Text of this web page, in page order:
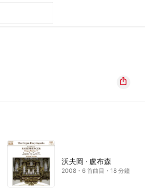
沃夫岡 · 盧布森
2008・6 首曲目・18 分鐘